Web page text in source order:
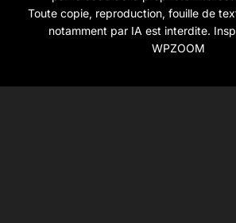
Toute copie, reproduction, fouille de
notamment par IA est interdite.
WPZOOM